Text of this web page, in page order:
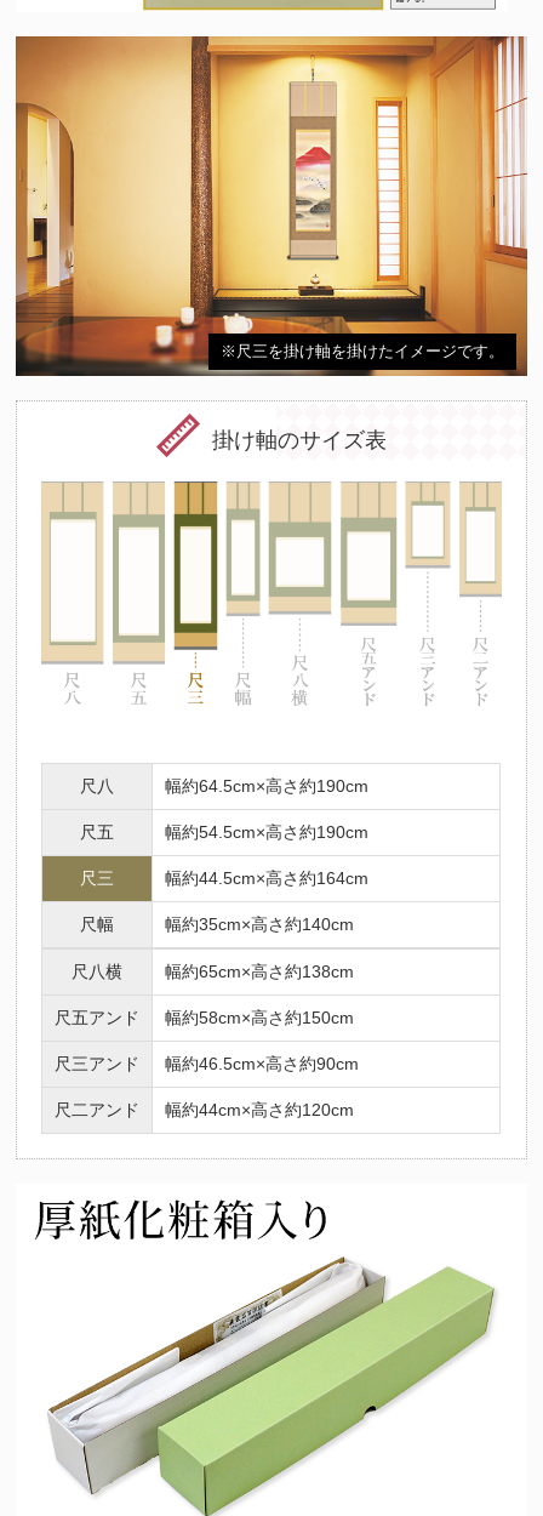
※尺三を掛け軸を掛けたイメージです。
掛け軸のサイズ表
尺八 幅約64.5cm×高さ約190cm
尺五 幅約54.5cm×高さ約190cm
尺三 幅約44.5cm×高さ約164cm
尺幅 幅約35cm×高さ約140cm
尺八横 幅約65cm×高さ約138cm
尺五アンド 幅約58cm×高さ約150cm
尺三アンド 幅約46.5cm×高さ約90cm
尺二アンド 幅約44cm×高さ約120cm